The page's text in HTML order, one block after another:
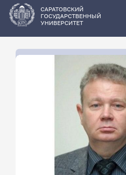
основному
содержанию
САРАТОВСКИЙ
ГОСУДАРСТВЕННЫЙ
УНИВЕРСИТЕТ